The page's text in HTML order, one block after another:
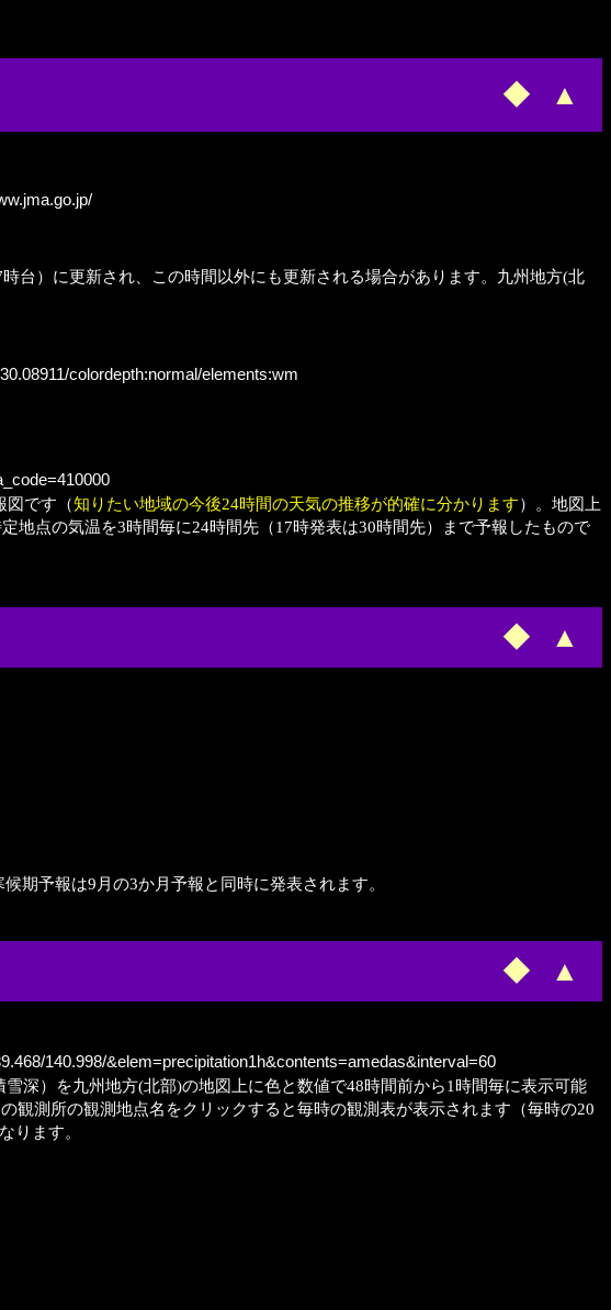
◆ ▲
台）に更新され、この時間以外にも更新される場合があります。九州地方(北
colordepth:normal/elements:wm
図です（知りたい地域の今後24時間の天気の推移が的確に分かります）。地図上
地点の気温を3時間毎に24時間先（17時発表は30時間先）まで予報したもので
◆ ▲
期予報は9月の3か月予報と同時に発表されます。
◆ ▲
140.998/&elem=precipitation1h&contents=amedas&interval=60
深）を九州地方(北部)の地図上に色と数値で48時間前から1時間毎に表示可能
観測所の観測地点名をクリックすると毎時の観測表が表示されます（毎時の20
ります。